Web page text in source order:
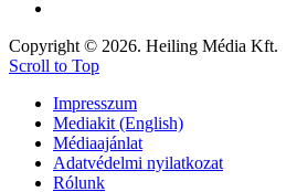
Copyright © 2026. Heiling Média Kft.
Scroll to Top
Impresszum
Mediakit (English)
Médiaajánlat
Adatvédelmi nyilatkozat
Rólunk